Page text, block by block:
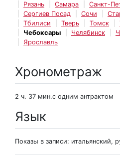
Рязань
Самара Санкт-
Сергиев Посад
Сочи
Тбилиси
Тверь Томск
Чебоксары
Челябинск
Ярославль
Хронометраж
2 ч. 37 мин.с одним антрактом
Язык
Показы в записи: итальянский,